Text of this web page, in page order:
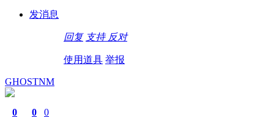
发消息
回复 支持 反对
使用道具 举报
GHOSTNM
0 0 0